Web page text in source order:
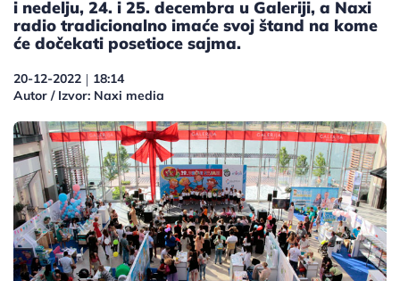
i nedelju, 24. i 25. decembra u Galeriji, a Naxi
radio tradicionalno imaće svoj štand na kome
će dočekati posetioce sajma.
20-12-2022 | 18:14
Autor / Izvor: Naxi media